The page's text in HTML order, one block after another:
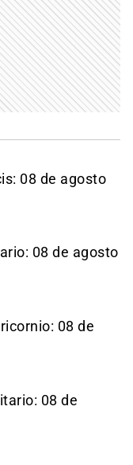
08 de agosto
08 de agosto
08 de
08 de